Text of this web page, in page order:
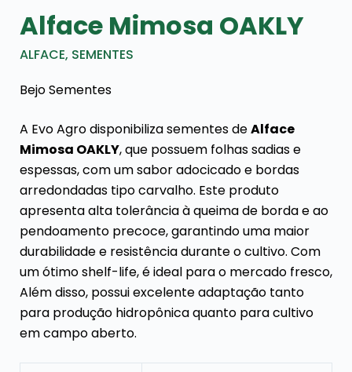
Alface Mimosa OAKLY
ALFACE, SEMENTES
Bejo Sementes
A Evo Agro disponibiliza sementes deAlface
Mimosa OAKLY, que possuem folhas sadias e
espessas, com um sabor adocicado e bordas
arredondadas tipo carvalho. Este produto
apresenta alta tolerância à queima de borda e ao
pendoamento precoce, garantindo uma maior
durabilidade e resistência durante o cultivo. Com
um ótimo shelf-life, é ideal para o mercado fresco,
Além disso, possui excelente adaptação tanto
para produção hidropônica quanto para cultivo
em campo aberto.